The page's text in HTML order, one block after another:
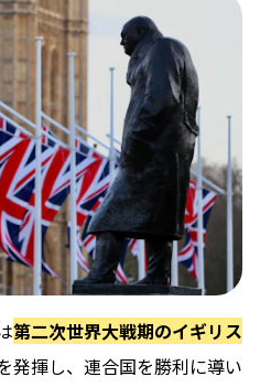
第二次世界大戦期のイギリス
発揮し、連合国を勝利に導い